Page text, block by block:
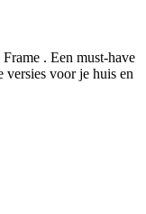
. Een must-have
voor je huis en